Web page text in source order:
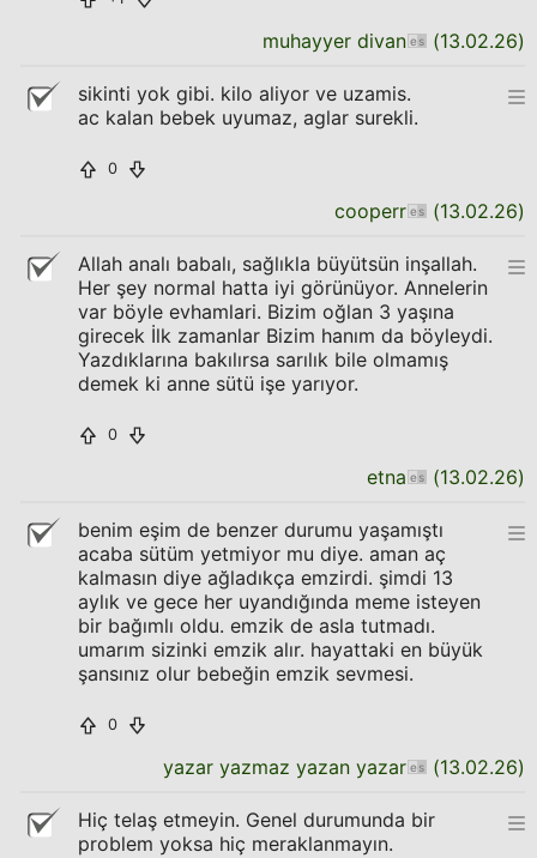
muhayyer divan (13.02.26)
sikinti yok gibi. kilo aliyor ve uzamis.
ac kalan bebek uyumaz, aglar surekli.
0
cooperr (13.02.26)
Allah analı babalı, sağlıkla büyütsün inşallah.
Her şey normal hatta iyi görünüyor. Annelerin
var böyle evhamlari. Bizim oğlan 3 yaşına
girecek İlk zamanlar Bizim hanım da böyleydi.
Yazdıklarına bakılırsa sarılık bile olmamış
demek ki anne sütü işe yarıyor.
0
etna (13.02.26)
benim eşim de benzer durumu yaşamıştı
acaba sütüm yetmiyor mu diye. aman aç
kalmasın diye ağladıkça emzirdi. şimdi 13
aylık ve gece her uyandığında meme isteyen
bir bağımlı oldu. emzik de asla tutmadı.
umarım sizinki emzik alır. hayattaki en büyük
şansınız olur bebeğin emzik sevmesi.
0
yazar yazmaz yazan yazar (13.02.26)
Hiç telaş etmeyin. Genel durumunda bir
problem yoksa hiç meraklanmayın.